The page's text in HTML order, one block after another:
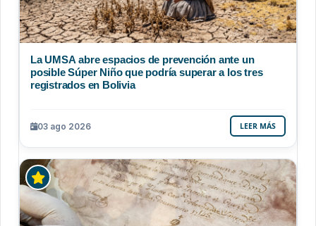
La UMSA abre espacios de prevención ante un
posible Súper Niño que podría superar a los tres
registrados en Bolivia
03 ago 2026 LEER MÁS